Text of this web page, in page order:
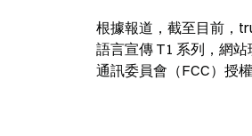
根據報道，截至目前，
語言宣傳 T1 系列，網
通訊委員會（FCC）授